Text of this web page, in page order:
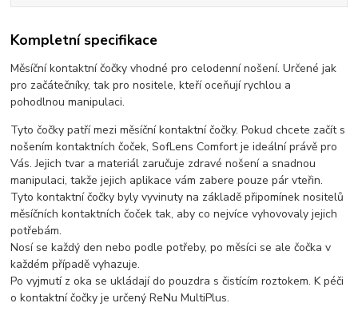
Kompletní specifikace
Měsíční kontaktní čočky vhodné pro celodenní nošení. Určené jak
pro začátečníky, tak pro nositele, kteří oceňují rychlou a
pohodlnou manipulaci.
Tyto čočky patří mezi měsíční kontaktní čočky. Pokud chcete začít s
nošením kontaktních čoček, SofLens Comfort je ideální právě pro
Vás. Jejich tvar a materiál zaručuje zdravé nošení a snadnou
manipulaci, takže jejich aplikace vám zabere pouze pár vteřin.
Tyto kontaktní čočky byly vyvinuty na základě připomínek nositelů
měsíčních kontaktních čoček tak, aby co nejvíce vyhovovaly jejich
potřebám.
Nosí se každý den nebo podle potřeby, po měsíci se ale čočka v
každém případě vyhazuje.
Po vyjmutí z oka se ukládají do pouzdra s čistícím roztokem. K péči
o kontaktní čočky je určený ReNu MultiPlus.